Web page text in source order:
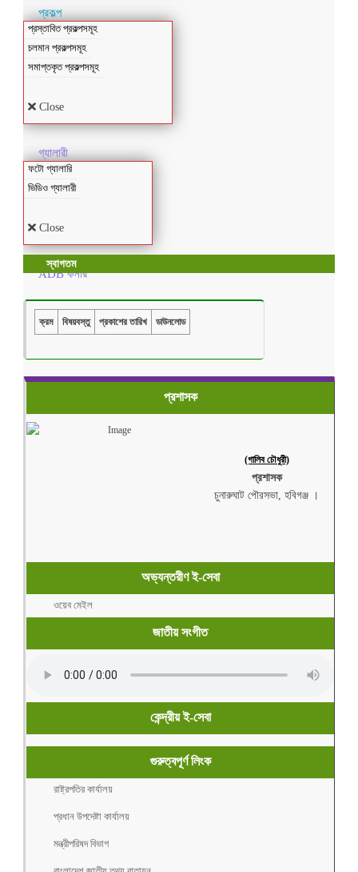
প্রকল্প
প্রস্তাবিত প্রকল্পসমূহ
চলমান প্রকল্পসমূহ
সমাপ্তকৃত প্রকল্পসমূহ
Close
গ্যালারী
ফটো গ্যালারি
ভিডিও গ্যালারী
Close
ADB কর্নার
স্বাগতম
ক্রম বিষয়বস্তু প্রকাশের তারিখ ডাউনলোড
প্রশাসক
(গালিব চৌধুরী)
প্রশাসক
চুনারুঘাট পৌরসভা, হবিগঞ্জ ।
অভ্যন্তরীণ ই-সেবা
ওয়েব মেইল
জাতীয় সংগীত
কেন্দ্রীয় ই-সেবা
গুরুত্বপূর্ণ লিংক
রাষ্ট্রপতির কার্যালয়
প্রধান উপদেষ্টা কার্যালয়
মন্ত্রীপরিষদ বিভাগ